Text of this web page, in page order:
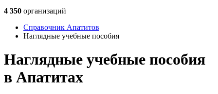
4 350 организаций
Справочник Апатитов
Наглядные учебные пособия
Наглядные учебные пособия
в Апатитах